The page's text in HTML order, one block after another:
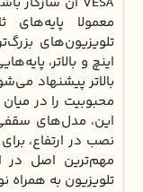
معمولا
اینچ و بالاتر،
بالاتر پیشنهاد
محبوبیت را در میان
این، مدل‌های
نصب در ارتفاع،
مهم‌ترین اصل در
تلویزیون به